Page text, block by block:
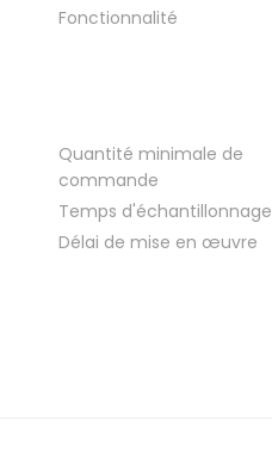
Fonctionnalité
Quantité minimale de
commande
Temps d'échantillonnage
Délai de mise en œuvre